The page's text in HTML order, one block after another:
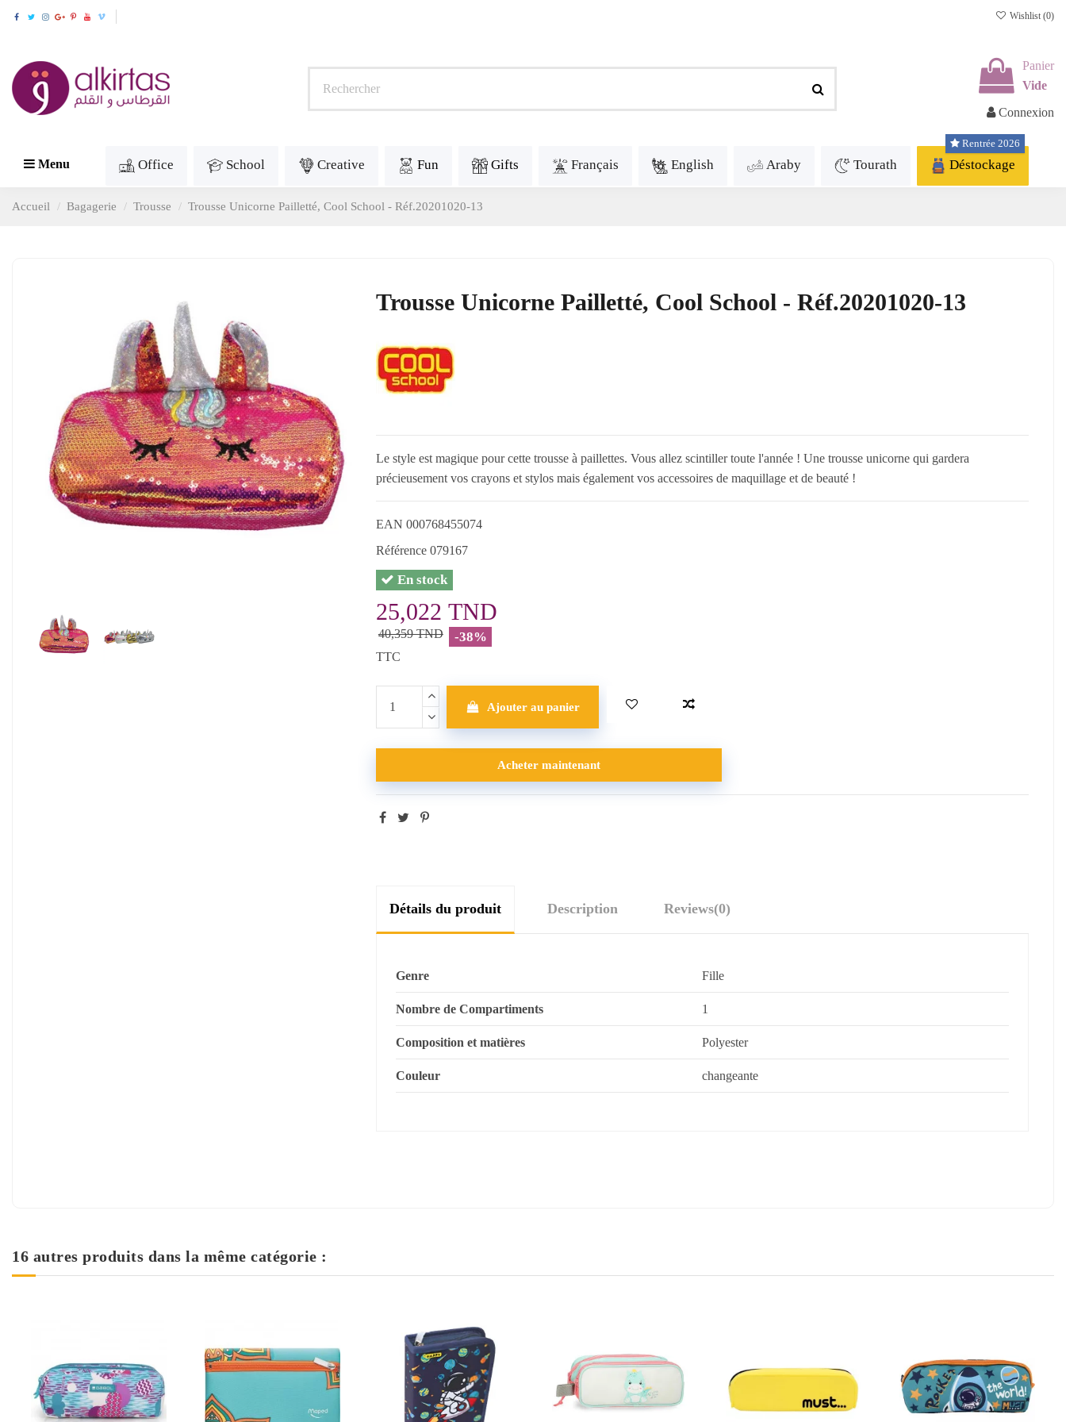
Wishlist (0)
Panier
Vide
Connexion
Menu Office School Creative Fun Gifts Français English Araby Tourath Déstockage
Rentrée 2026
Accueil Bagagerie Trousse Trousse Unicorne Pailletté, Cool School - Réf.20201020-13
Trousse Unicorne Pailletté, Cool School - Réf.20201020-13
Le style est magique pour cette trousse à paillettes. Vous allez scintiller toute l'année ! Une trousse unicorne qui gardera
précieusement vos crayons et stylos mais également vos accessoires de maquillage et de beauté !
EAN 000768455074
Référence 079167
En stock
25,022 TND
40,359 TND -38%
TTC
Ajouter au panier
Acheter maintenant
Détails du produit Description Reviews(0)
Genre Fille
Nombre de Compartiments 1
Composition et matières Polyester
Couleur changeante
16 autres produits dans la même catégorie :